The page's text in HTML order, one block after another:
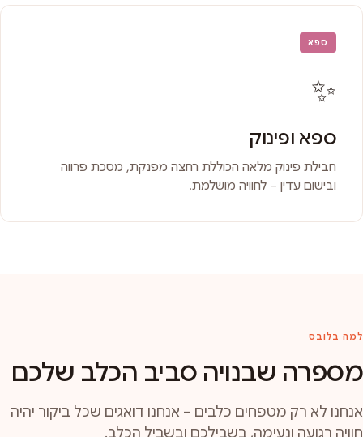
ספא
✨
ספא ופינוק
חבילת פינוק מלאה הכוללת רחצה מפנקת, מסכת פרווה
ובישום עדין – לחוויה מושלמת.
למה בלובס
מספרה שבנויה סביב הכלב שלכם
אנחנו לא רק מטפחים כלבים – אנחנו דואגים שכל ביקור יהיה
חוויה רגועה ונעימה, בשבילכם ובשביל הכלב.